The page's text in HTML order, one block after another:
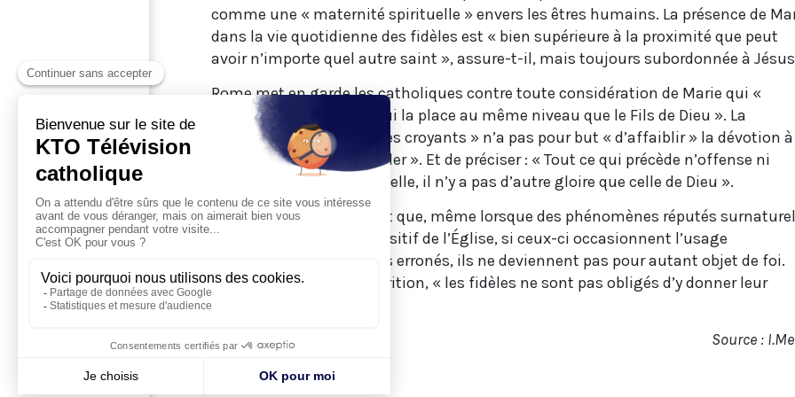
comme une « maternité spirituelle » envers les êtres humains. La présence de
dans la vie quotidienne des fidèles est « bien supérieure à la proximité que peut
avoir n’importe quel autre saint », assure-t-il, mais toujours subordonnée à
Rome met en garde les catholiques contre toute considération de Marie qui «
détourne du Christ, ou qui la place au même niveau que le Fils de Dieu ». La
maternité de la « mère des croyants » n’a pas pour but « d’affaiblir » la dévotion à
Jésus mais de la « stimuler ». Et de préciser : « Tout ce qui précède n’offense ni
n’humilie Marie. […] Pour elle, il n’y a pas d’autre gloire que celle de Dieu ».
Le DDF précise également que, même lorsque des phénomènes réputés
ont reçu un jugement positif de l’Église, si ceux-ci occasionnent l’usage
d’expressions ou de titres erronés, ils ne deviennent pas pour autant objet de foi.
Comme pour toute apparition, « les fidèles ne sont pas obligés d’y donner leur
Source :